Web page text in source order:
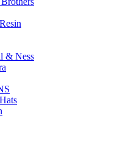
& Ness